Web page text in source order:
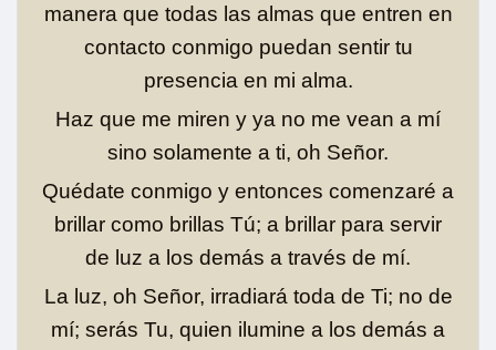
manera que todas las almas que entren en
contacto conmigo puedan sentir tu
presencia en mi alma.
Haz que me miren y ya no me vean a mí
sino solamente a ti, oh Señor.
Quédate conmigo y entonces comenzaré a
brillar como brillas Tú; a brillar para servir
de luz a los demás a través de mí.
La luz, oh Señor, irradiará toda de Ti; no de
mí; serás Tu, quien ilumine a los demás a